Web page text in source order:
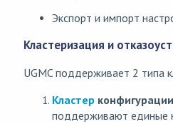
Экспорт и импорт
Кластеризация и
UGMC поддерживает 2 типа
Кластер конфигурации
поддерживают единые